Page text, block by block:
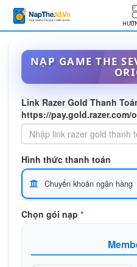
NẠP GAME THE
Link Razer Gold Thanh
https://pay.gold.razer.com/
Hình thức thanh toán
Chuyển khoản ngân hàng
Chọn gói nạp *